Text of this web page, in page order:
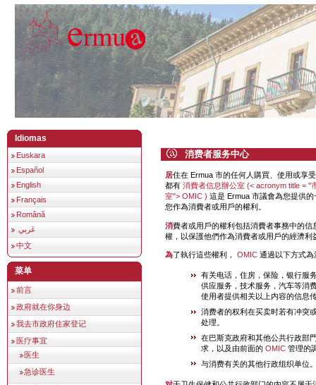
Idiomas
Euskara
Español
English
Français
Română
中文
菜单
前言
政府就在你身边
我去市政府住家登记
医疗事宜
医生
急诊医生
消费者服务中心
居住在 Ermua 市的任何人購買、使用或享受產品或服務以換取對價
都有 消費者信息辦公室 (< acronym title = "
室"> OMIC ) 這是 Ermua 市議會為您提供
您作為消費者或用戶的權利。
消費者或用戶的權利包括消費者事務中的信息權、索賠權和教育
權，以保護他們作為消費者或用戶的經濟利
為了執行這些權利， OMIC 通過以下方式
有关电话，住房，保险，银行服
供应服务，技术服务，汽车等消
使用者提供相关以上内容的信息
消费者的权利在买卖时若有冲突
处理。
在巴斯克政府和其他公共行政部
求，以及由前面的OMIC管理的
与消费有关的其他行政组织单位